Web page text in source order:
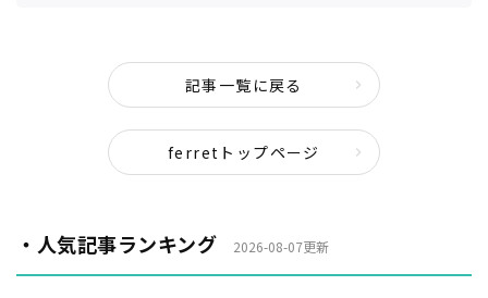
記事一覧に戻る
ferretトップページ
・人気記事ランキング 2026-08-07更新